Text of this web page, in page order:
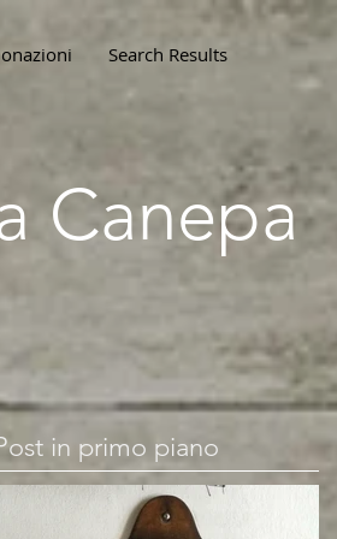
Search Results
Canepa
in primo piano